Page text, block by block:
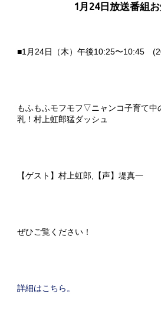
1月24日放送番組
■1月24日（木）午後10:25〜10:45
もふもふモフモフ▽ニャンコ子育て中
乳！村上虹郎猛ダッシュ
【ゲスト】村上虹郎,【声】堤真一
ぜひご覧ください！
詳細はこちら。